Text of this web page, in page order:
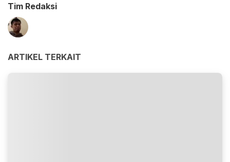
Tim Redaksi
ARTIKEL TERKAIT